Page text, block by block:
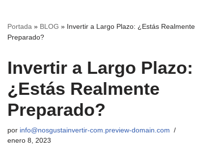
Portada » BLOG » Invertir a Largo Plazo: ¿Estás Realmente
Preparado?
Invertir a Largo Plazo:
¿Estás Realmente
Preparado?
por info@nosgustainvertir-com.preview-domain.com
enero 8, 2023